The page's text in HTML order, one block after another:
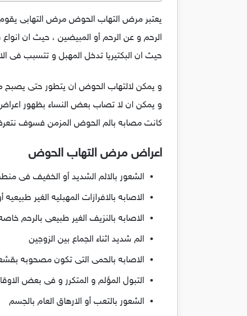
يعتبر مرض التهاب الحوض مرض التهابى يقوم
الرحم و عن الرحم أو المبيضين ، حيث ان
حيث ان البكتيريا تدخل المهبل و تتسبب فى
و يمكن لالتهاب الحوض ان يتطور حتى يصبح
و يمكن ان لا تصاب بعض النساء بظهور اعراض
كانت مصابه بالم الحوض المزمن فسوف
اعراض مرض التهاب الحوض
الشعور بالالم الشديد أو الخفيف فى
الاصابه بالافرازات المهبليه الغير
الاصابه بالنزيف الغير طبيعى بالرحم
الم شديد اثناء الجماع بين الزوجين
الاصابه بالحمى التى تكون مصحوبه
التبول المؤلم و المتكرر و فى بعض
الشعور بالتعب أو الارهاق العام بالجسم